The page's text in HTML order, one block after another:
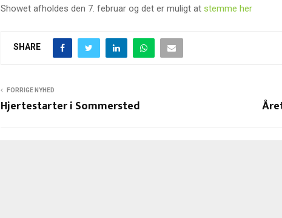
Showet afholdes den 7. februar og det er muligt at stemme her
SHARE
FORRIGE NYHED
Hjertestarter i Sommersted